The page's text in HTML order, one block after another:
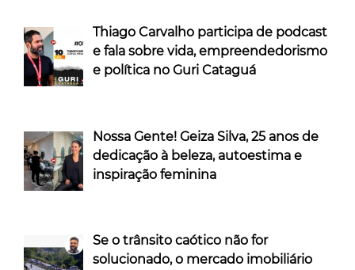
Thiago Carvalho participa de podcast
e fala sobre vida, empreendedorismo
e política no Guri Cataguá
Nossa Gente! Geiza Silva, 25 anos de
dedicação à beleza, autoestima e
inspiração feminina
Se o trânsito caótico não for
solucionado, o mercado imobiliário